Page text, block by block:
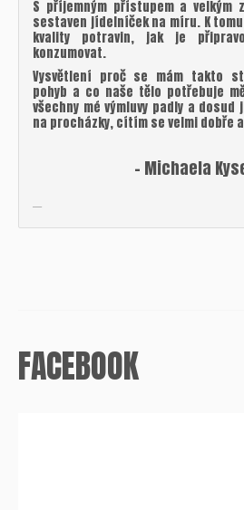
S příjemným přístupem a velkým
sestaven jídelníček na míru. K
kvality potravin, jak je
konzumovat.
Vysvětlení proč se mám takto
pohyb a co naše tělo potřebuje
všechny mé výmluvy padly a
na procházky, cítím se velmi dobře
– Michaela
FACEBOOK